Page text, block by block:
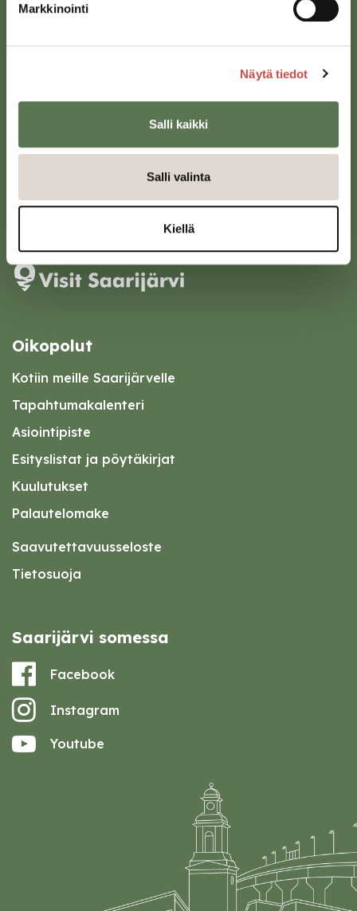
Markkinointi
Näytä tiedot
Salli kaikki
Salli valinta
Kiellä
43100 Saarijärvi
Oikopolut
Kotiin meille Saarijärvelle
Tapahtumakalenteri
Asiointipiste
Esityslistat ja pöytäkirjat
Kuulutukset
Palautelomake
Saavutettavuusseloste
Tietosuoja
Saarijärvi somessa
Facebook
Instagram
Youtube